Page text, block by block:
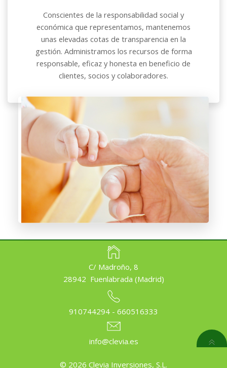
Conscientes de la responsabilidad social y
económica que representamos, mantenemos
unas elevadas cotas de transparencia en la
gestión. Administramos los recursos de forma
responsable, eficaz y honesta en beneficio de
clientes, socios y colaboradores.
C/ Madroño, 8
28942 Fuenlabrada (Madrid)
910744294 - 660516333
info@clevia.es
© 2026 Clevia Inversiones, S.L.